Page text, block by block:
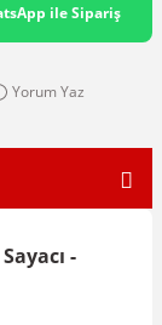
ile Sipariş
Yorum Yaz
-